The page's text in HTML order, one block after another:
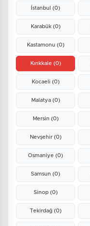
İstanbul(0)
Karabük (0)
Kastamonu (0)
Kırıkkale (0)
Kocaeli (0)
Malatya (0)
Mersin (0)
Nevşehir (0)
Osmaniye(0)
Samsun(0)
Sinop (0)
Tekirdağ (0)